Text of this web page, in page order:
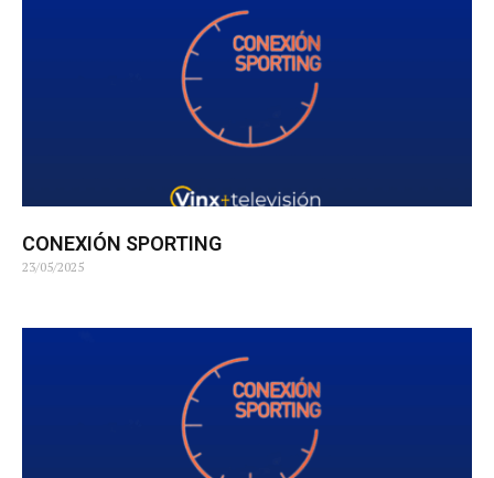
CONEXIÓN SPORTING
23/05/2025